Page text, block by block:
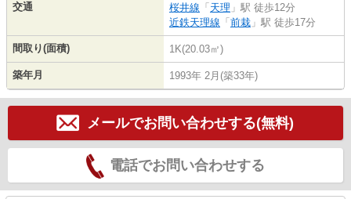
交通
桜井線 「 天理 」駅 徒歩12分
近鉄天理線 「 前栽 」駅 徒歩17分
間取り(面積) 1K(20.03㎡)
築年月 1993年 2月(築33年)
メールでお問い合わせする(無料)
電話でお問い合わせする